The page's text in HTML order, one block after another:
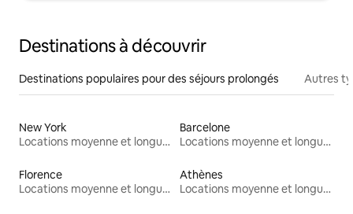
Destinations à découvrir
Destinations populaires pour des séjours prolongés Autres
New York
Locations moyenne et longue durée
Barcelone
Locations moyenne et longue durée
Florence
Locations moyenne et longue durée
Athènes
Locations moyenne et longue durée